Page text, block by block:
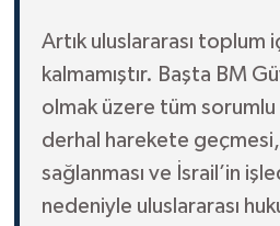
Artık uluslararası toplum
kalmamıştır. Başta BM
olmak üzere tüm sorumlu
derhal harekete
sağlanması ve İsrail’in
nedeniyle uluslararası